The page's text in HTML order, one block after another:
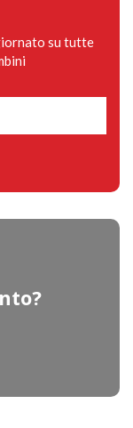
su tutte